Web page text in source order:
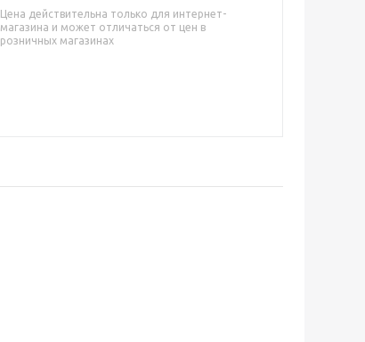
Цена действительна только для интернет-
магазина и может отличаться от цен в
розничных магазинах